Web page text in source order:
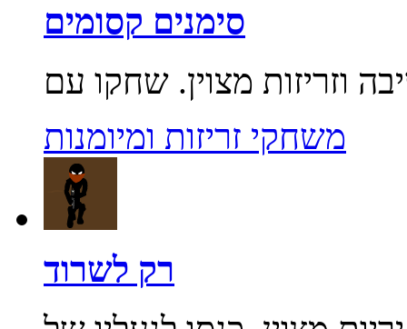
סימנים קסומים
משחקי זריזות ומיומנות
רק לשרוד